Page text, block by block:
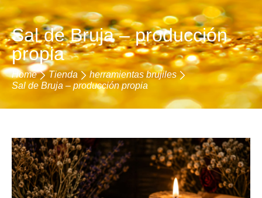
Sal de Bruja – producción
propia
Home Tienda
herramientas brujiles
Sal de Bruja – producción propia